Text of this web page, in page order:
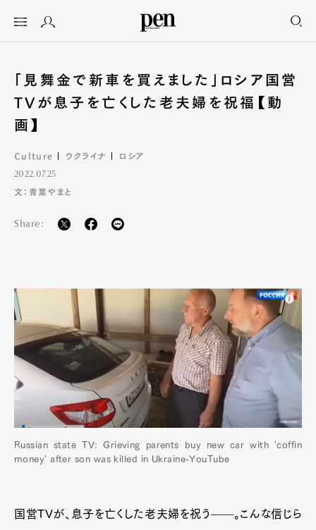
「見舞金で新車を買えました」ロシア国営
TVが息子を亡くした老夫婦を祝福【動
画】
Culture ウクライナ ロシア
2022.07.25
文：青葉やまと
Share:
Russian state TV: Grieving parents buy new car with 'coffin
money' after son was killed in Ukraine-YouTube
国営TVが、息子を亡くした老夫婦を祝う——。こんな信じら